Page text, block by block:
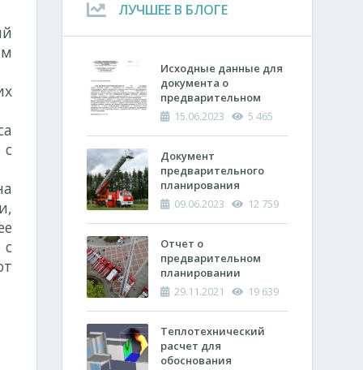
с
ЛУЧШЕЕ В БЛОГЕ
Исходные данные для
документа о
предварительном
планировании
подразделений по
тушению пожара
15.06.2023 5 465
Документ
предварительного
планирования
действий по тушению
спасательных работ
(ОПП)
09.06.2023 12 759
Отчет о
предварительном
планировании
действий пожарно-
тушению пожара и
проведению
аварийно-
29.11.2021 19 639
Теплотехнический
расчет ​для
обоснования